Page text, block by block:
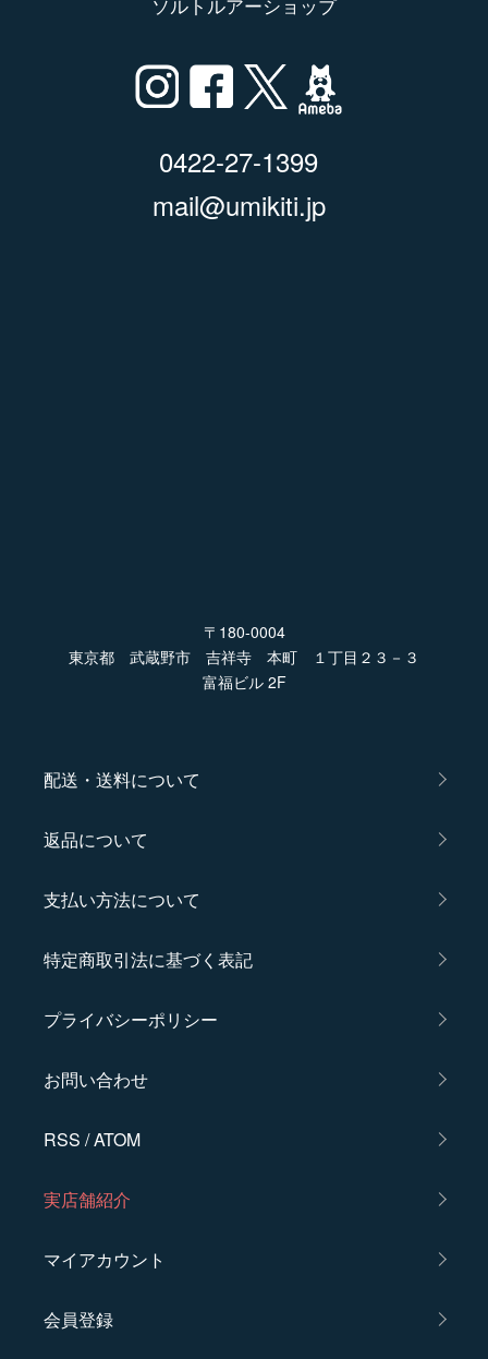
0422-27-1399
mail@umikiti.jp
〒180-0004
東京都 武蔵野市 吉祥寺 本町 １丁目２３－３
富福ビル 2F
配送・送料について
返品について
支払い方法について
特定商取引法に基づく表記
プライバシーポリシー
お問い合わせ
RSS /ATOM
実店舗紹介
マイアカウント
会員登録